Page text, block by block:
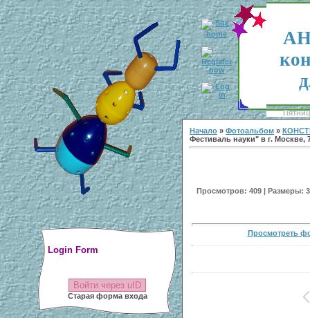
Login Form
Войти через uID
Старая форма входа
Начало » Фотоальбом »
Фестиваль науки" в г. Москве,
Просмотров: 409 | Размеры:
Просмотреть